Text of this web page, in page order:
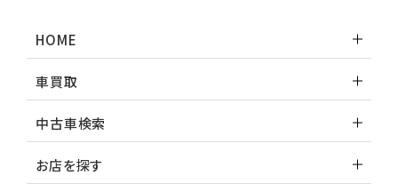
HOME
車買取
中古車検索
お店を探す